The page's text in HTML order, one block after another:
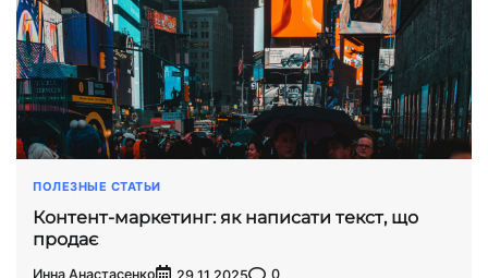
ПОЛЕЗНЫЕ СТАТЬИ
Контент-маркетинг: як написати текст, що
продає
Инна Анастасенко 0